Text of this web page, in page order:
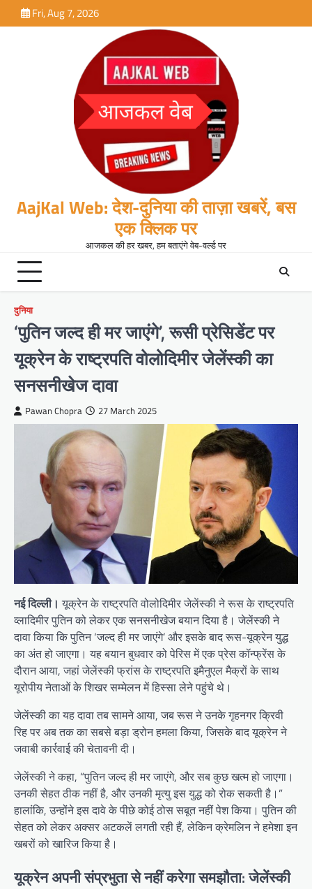
to
Fri, Aug 7, 2026
AajKal Web: देश-दुनिया की ताज़ा खबरें, बस
एक क्लिक पर
आजकल की हर खबर, हम बताएंगे वेब-वर्ल्ड पर
दुनिया
‘पुतिन जल्द ही मर जाएंगे’, रूसी प्रेसिडेंट पर
यूक्रेन के राष्ट्रपति वोलोदिमीर जेलेंस्की का
सनसनीखेज दावा
Pawan Chopra 27 March 2025
नई दिल्ली। यूक्रेन के राष्ट्रपति वोलोदिमीर जेलेंस्की ने रूस के राष्ट्रपति
व्लादिमीर पुतिन को लेकर एक सनसनीखेज बयान दिया है। जेलेंस्की ने
दावा किया कि पुतिन ‘जल्द ही मर जाएंगे’ और इसके बाद रूस-यूक्रेन युद्ध
का अंत हो जाएगा। यह बयान बुधवार को पेरिस में एक प्रेस कॉन्फ्रेंस के
दौरान आया, जहां जेलेंस्की फ्रांस के राष्ट्रपति इमैनुएल मैक्रों के साथ
यूरोपीय नेताओं के शिखर सम्मेलन में हिस्सा लेने पहुंचे थे।
जेलेंस्की का यह दावा तब सामने आया, जब रूस ने उनके गृहनगर क्रिवी
रिह पर अब तक का सबसे बड़ा ड्रोन हमला किया, जिसके बाद यूक्रेन ने
जवाबी कार्रवाई की चेतावनी दी।
जेलेंस्की ने कहा, “पुतिन जल्द ही मर जाएंगे, और सब कुछ खत्म हो जाएगा।
उनकी सेहत ठीक नहीं है, और उनकी मृत्यु इस युद्ध को रोक सकती है।”
हालांकि, उन्होंने इस दावे के पीछे कोई ठोस सबूत नहीं पेश किया। पुतिन की
सेहत को लेकर अक्सर अटकलें लगती रही हैं, लेकिन क्रेमलिन ने हमेशा इन
खबरों को खारिज किया है।
यूक्रेन अपनी संप्रभुता से नहीं करेगा समझौता: जेलेंस्की